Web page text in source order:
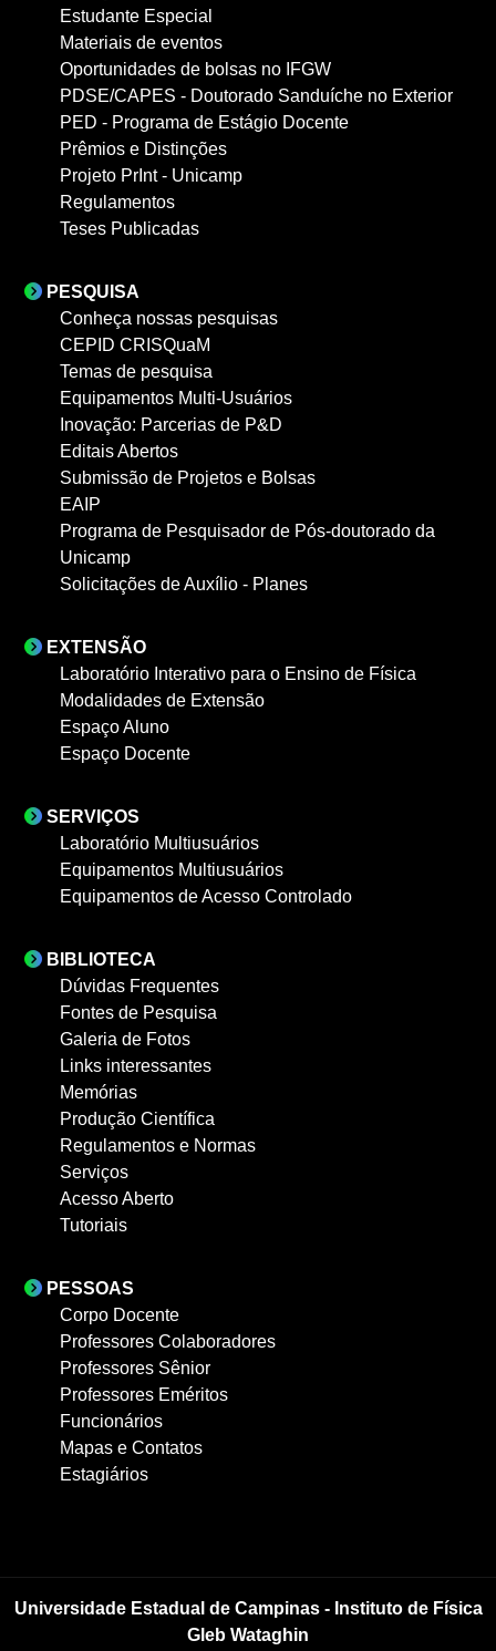
Estudante Especial
Materiais de eventos
Oportunidades de bolsas no IFGW
PDSE/CAPES - Doutorado Sanduíche no Exterior
PED - Programa de Estágio Docente
Prêmios e Distinções
Projeto PrInt - Unicamp
Regulamentos
Teses Publicadas
PESQUISA
Conheça nossas pesquisas
CEPID CRISQuaM
Temas de pesquisa
Equipamentos Multi-Usuários
Inovação: Parcerias de P&D
Editais Abertos
Submissão de Projetos e Bolsas
EAIP
Programa de Pesquisador de Pós-doutorado da
Unicamp
Solicitações de Auxílio - Planes
EXTENSÃO
Laboratório Interativo para o Ensino de Física
Modalidades de Extensão
Espaço Aluno
Espaço Docente
SERVIÇOS
Laboratório Multiusuários
Equipamentos Multiusuários
Equipamentos de Acesso Controlado
BIBLIOTECA
Dúvidas Frequentes
Fontes de Pesquisa
Galeria de Fotos
Links interessantes
Memórias
Produção Científica
Regulamentos e Normas
Serviços
Acesso Aberto
Tutoriais
PESSOAS
Corpo Docente
Professores Colaboradores
Professores Sênior
Professores Eméritos
Funcionários
Mapas e Contatos
Estagiários
Universidade Estadual de Campinas - Instituto de Física
Gleb Wataghin